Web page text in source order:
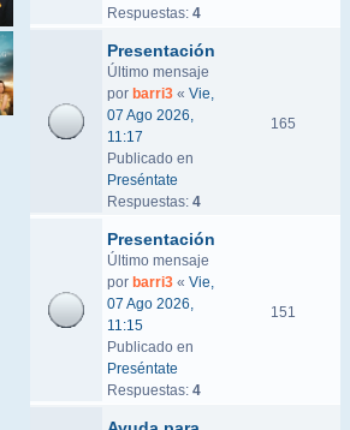
Respuestas: 4
Presentación
Último mensaje
por barri3 « Vie,
07 Ago 2026,
11:17
Publicado en
Preséntate
Respuestas: 4
165
Presentación
Último mensaje
por barri3 « Vie,
07 Ago 2026,
11:15
Publicado en
Preséntate
Respuestas: 4
151